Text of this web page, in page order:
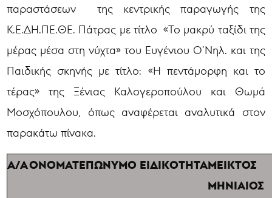
παραστάσεων της κεντρικής παραγωγής της
Κ.Ε.ΔΗ.ΠΕ.ΘΕ. Πάτρας με τίτλο «Το μακρύ ταξίδι της
μέρας μέσα στη νύχτα» του Ευγένιου Ο’Νηλ. και της
Παιδικής σκηνής με τίτλο: «Η πεντάμορφη και το
τέρας» της Ξένιας Καλογεροπούλου και Θωμά
Μοσχόπουλου, όπως αναφέρεται αναλυτικά στον
παρακάτω πίνακα.
Α/ΑΟΝΟΜΑΤΕΠΩΝΥΜΟ ΕΙΔΙΚΟΤΗΤΑΜΕΙΚΤΟΣ
ΜΗΝΙΑΙΟΣ